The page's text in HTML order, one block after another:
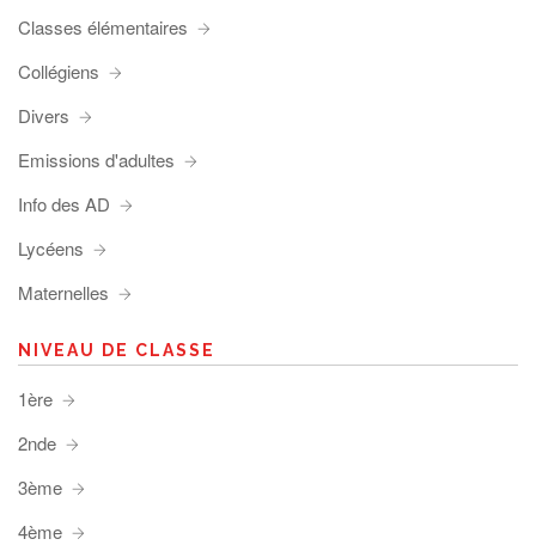
Classes élémentaires
Collégiens
Divers
Emissions d'adultes
Info des AD
Lycéens
Maternelles
NIVEAU DE CLASSE
1ère
2nde
3ème
4ème